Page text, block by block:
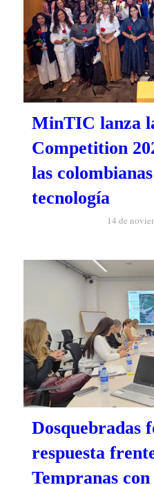
MinTIC lanza
Competition
las
tecnología
14 de
Dosquebradas
respuesta
Tempranas con